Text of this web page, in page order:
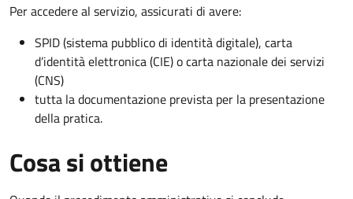
Per accedere al servizio, assicurati di avere:
SPID (sistema pubblico di identità digitale), carta
d’identità elettronica (CIE) o carta nazionale dei servizi
(CNS)
tutta la documentazione prevista per la presentazione
della pratica.
Cosa si ottiene